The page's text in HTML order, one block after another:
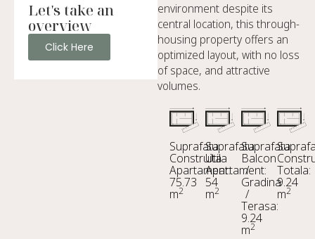
environment despite its
central location, this through-
housing property offers an
optimized layout, with no loss
of space, and attractive
volumes.
Suprafata
Construita
Apartament:
75.73
m2
Suprafata
Utila
Apartament:
54
m2
Suprafata
Balcon
/
Gradina
/
Terasa:
9.24
m2
Totala:
9.24
m2
Let's take an
overview
Click Here